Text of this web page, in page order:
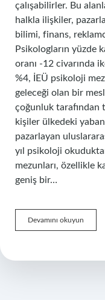
çalışabilirler. Bu
halkla ilişkiler,
bilimi, finans,
Psikologların yüzde
oranı -12 civarında
%4, İEÜ psikoloji
geleceği olan bir
çoğunluk tarafından
kişiler ülkedeki
pazarlayan
yıl psikoloji
mezunları, özellikle
geniş bir…
Devamını okuyun
De
Var